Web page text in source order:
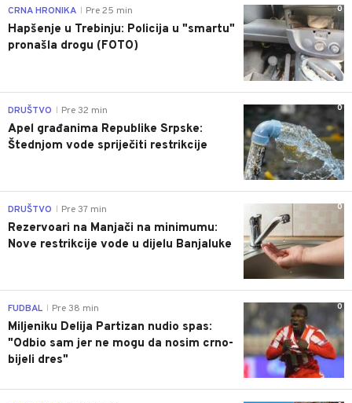
0
CRNA HRONIKA Pre 25 min
Hapšenje u Trebinju: Policija u "smartu"
pronašla drogu (FOTO)
0
DRUŠTVO Pre 32 min
Apel građanima Republike Srpske:
Štednjom vode spriječiti restrikcije
0
DRUŠTVO Pre 37 min
Rezervoari na Manjači na minimumu:
Nove restrikcije vode u dijelu Banjaluke
0
FUDBAL Pre 38 min
Miljeniku Delija Partizan nudio spas:
"Odbio sam jer ne mogu da nosim crno-
bijeli dres"